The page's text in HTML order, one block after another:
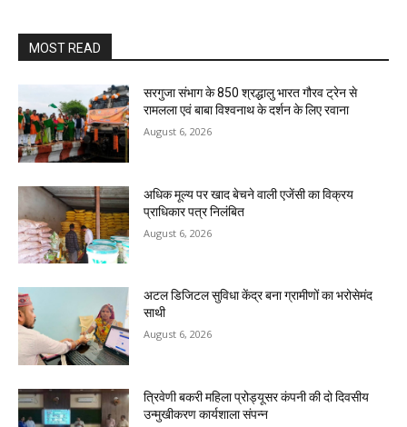
MOST READ
सरगुजा संभाग के 850 श्रद्धालु भारत गौरव ट्रेन से
रामलला एवं बाबा विश्वनाथ के दर्शन के लिए रवाना
August 6, 2026
अधिक मूल्य पर खाद बेचने वाली एजेंसी का विक्रय
प्राधिकार पत्र निलंबित
August 6, 2026
अटल डिजिटल सुविधा केंद्र बना ग्रामीणों का भरोसेमंद
साथी
August 6, 2026
त्रिवेणी बकरी महिला प्रोड्यूसर कंपनी की दो दिवसीय
उन्मुखीकरण कार्यशाला संपन्न